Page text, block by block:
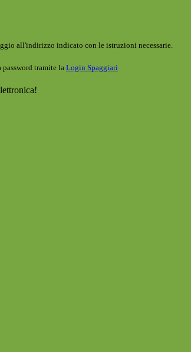
all'indirizzo indicato con le istruzioni necessarie.
tramite la Login Spaggiari